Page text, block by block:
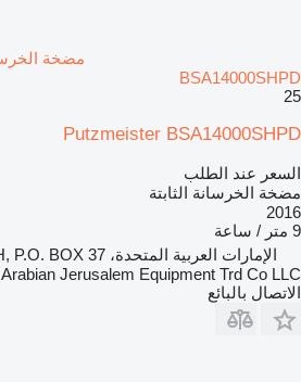
BSA14000SHPD
25
Putzmeister BSA14000SHPD
السعر عند الطلب
مضخة الخرسانة الثابتة
2016
9 متر / ساعة
الإمارات العربية المتحدة، SHARJAH, P.O. BOX 37
Arabian Jerusalem Equipment Trd Co LLC
الاتصال بالبائع